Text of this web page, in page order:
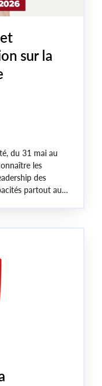
sur la
du 31 mai au
les
des
partout au
long de l’année